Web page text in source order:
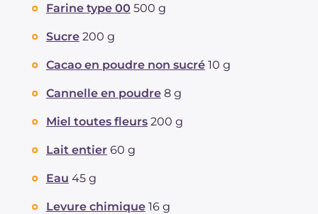
Graisses
dont acides gras saturés
Sodium mg
Farine type 00 500 g
Sucre 200 g
Cacao en poudre non sucré 10 g
Cannelle en poudre 8 g
Miel toutes fleurs 200 g
Lait entier 60 g
Eau 45 g
Levure chimique 16 g